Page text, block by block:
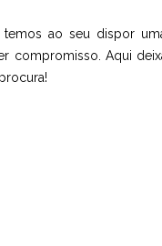
temos ao seu dispor
compromisso. Aqui